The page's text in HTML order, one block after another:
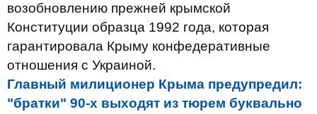
возобновлению прежней крымской
Конституции образца 1992 года, которая
гарантировала Крыму конфедеративные
отношения с Украиной.
Главный милиционер Крыма предупредил:
"братки" 90-х выходят из тюрем буквально